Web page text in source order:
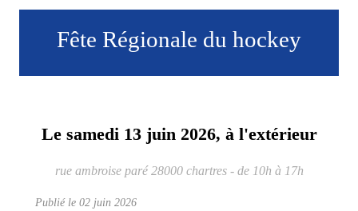
Fête Régionale du hockey
Le samedi 13 juin 2026, à l'extérieur
rue ambroise paré 28000 chartres - de 10h à 17h
Publié le 02 juin 2026